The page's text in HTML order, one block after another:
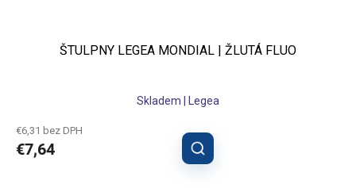
ŠTULPNY LEGEA MONDIAL | ŽLUTÁ FLUO
Skladem | Legea
€6,31 bez DPH
€7,64